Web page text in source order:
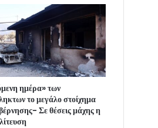
ημέρα» των
το μεγάλο στοίχημα
Σε θέσεις μάχης η